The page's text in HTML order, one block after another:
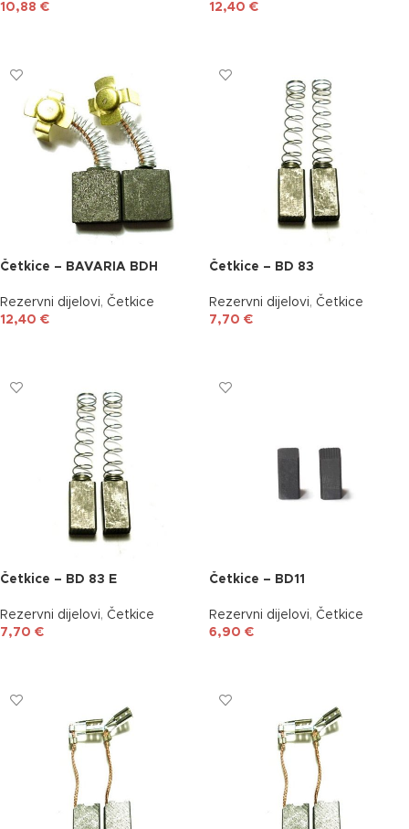
10,88 €
12,40 €
Četkice – BAVARIA BDH
Rezervni dijelovi, Četkice
12,40 €
Četkice – BD 83
Rezervni dijelovi, Četkice
7,70 €
Četkice – BD 83 E
Rezervni dijelovi, Četkice
7,70 €
Četkice – BD11
Rezervni dijelovi, Četkice
6,90 €